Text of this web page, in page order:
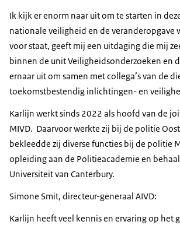
Ik kijk er enorm naar uit om te starten in
nationale veiligheid en de
voor staat, geeft mij een uitdaging die mij
binnen de unit Veiligheidsonderzoeken en
ernaar uit om samen met collega’s van de
toekomstbestendig inlichtingen- en
Karlijn werkt sinds 2022 als hoofd van de
MIVD. Daarvoor werkte zij bij de politie
bekleedde zij diverse functies bij de
opleiding aan de Politieacademie en
Universiteit van Canterbury.
Simone Smit, directeur-generaal AIVD:
Karlijn heeft veel kennis en ervaring op het